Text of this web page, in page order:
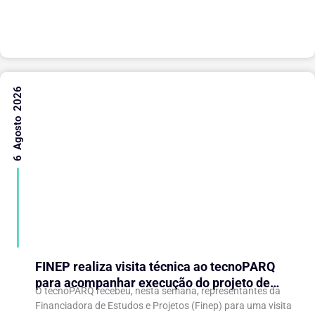
FINEP realiza visita técnica ao tecnoPARQ
para acompanhar execução do projeto de
expansão do Parque Tecnológico
O tecnoPARQ recebeu, nesta semana, representantes da
Financiadora de Estudos e Projetos (Finep) para uma visita
6 Agosto 2026